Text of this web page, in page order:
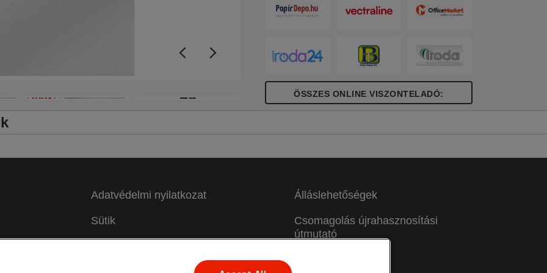
+9 ÖSSZES ONLINE VISZONTELADÓ:
Adatvédelmi nyilatkozat
Sütik
Álláslehetőségek
Csomagolás újrahasznosítási
útmutató